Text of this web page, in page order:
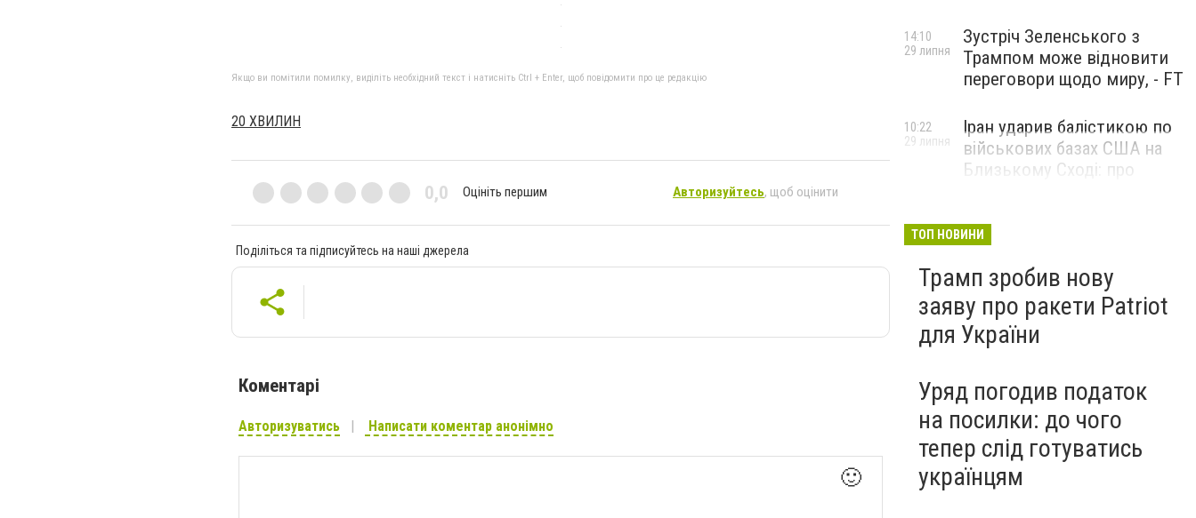
Якщо ви помітили помилку, виділіть необхідний текст і натисніть Ctrl + Enter, щоб повідомити про це редакцію
20 ХВИЛИН
0,0 Оцініть першим Авторизуйтесь, щоб оцінити
Поділіться та підписуйтесь на наші джерела
Коментарі
Авторизуватись Написати коментар анонімно
🙂
Зустріч Зеленського з
Трампом може відновити
переговори щодо миру, - FT
14:10
29 липня
Іран ударив балістикою по
військових базах США на
Близькому Сході: про
10:22
29 липня
ТОП НОВИНИ
Трамп зробив нову
заяву про ракети Patriot
для України
Уряд погодив податок
на посилки: до чого
тепер слід готуватись
українцям